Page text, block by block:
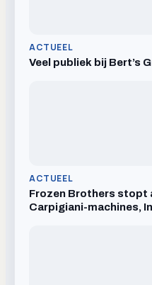
ACTUEEL
Veel publiek bij Bert’s
ACTUEEL
Frozen Brothers stopt
Carpigiani-machines,